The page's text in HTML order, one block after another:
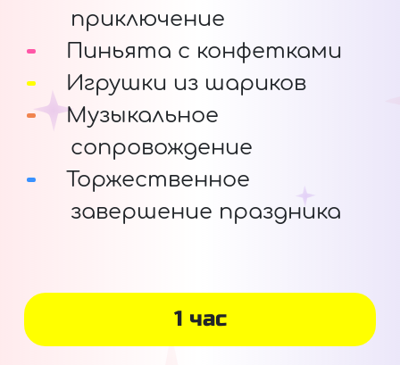
приключение
Пиньята с конфетками
Игрушки из шариков
Музыкальное
сопровождение
Торжественное
завершение праздника
1 час